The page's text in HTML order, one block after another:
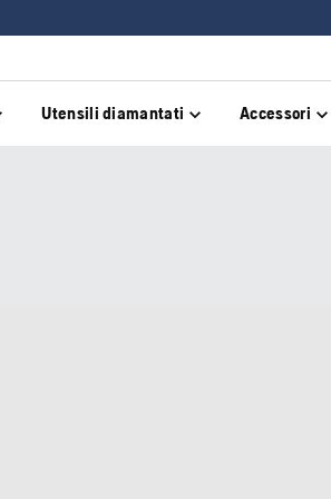
Utensili diamantati Accessori